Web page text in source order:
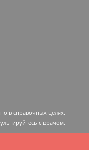
в справочных целях.
c врачом.